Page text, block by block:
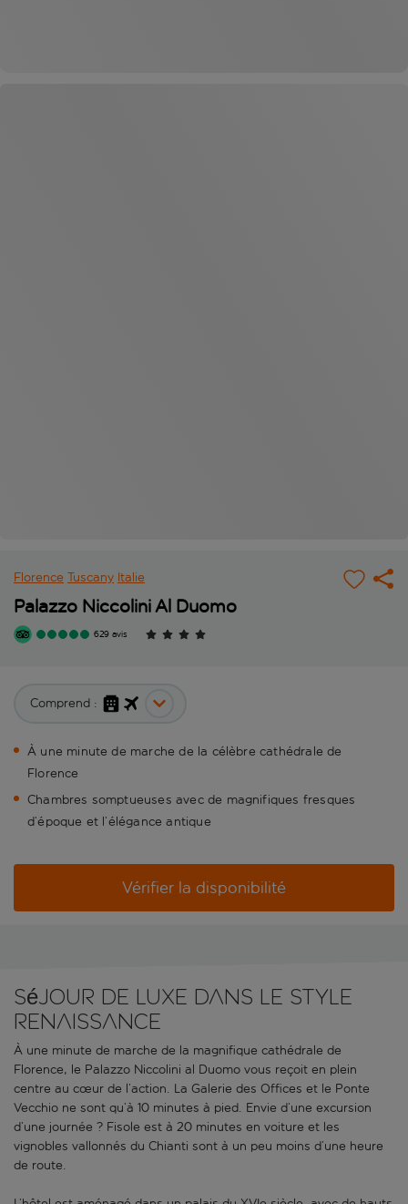
Florence Tuscany Italie
Palazzo Niccolini Al Duomo
629 avis
Comprend :
À une minute de marche de la célèbre cathédrale de
Florence
Chambres somptueuses avec de magnifiques fresques
d’époque et l’élégance antique
Vérifier la disponibilité
Séjour de luxe dans le style
Renaissance
À une minute de marche de la magnifique cathédrale de
Florence, le Palazzo Niccolini al Duomo vous reçoit en plein
centre au cœur de l’action. La Galerie des Offices et le Ponte
Vecchio ne sont qu’à 10 minutes à pied. Envie d’une excursion
d’une journée ? Fisole est à 20 minutes en voiture et les
vignobles vallonnés du Chianti sont à un peu moins d’une heure
de route.